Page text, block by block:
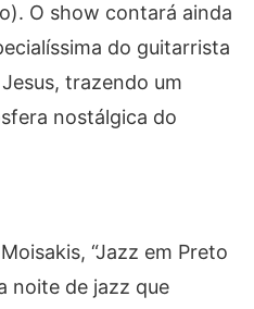
O show contará ainda
do guitarrista
trazendo um
nostálgica do
“Jazz em Preto
noite de jazz que